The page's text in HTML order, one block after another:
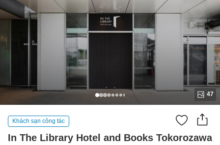
47
Khách sạn công tác
In The Library Hotel and Books Tokorozawa